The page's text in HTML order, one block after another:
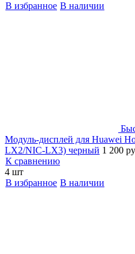
В избранное В наличии
Модуль-дисплей для Huawei
LX2/NIC-LX3) черный 1 200
К сравнению
4 шт
В избранное В наличии